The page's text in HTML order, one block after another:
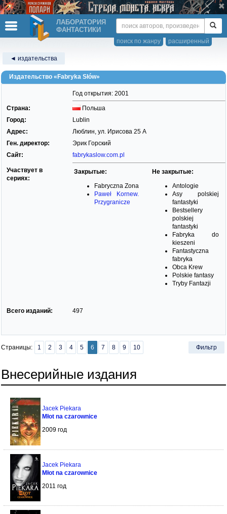
ЛАБОРАТОРИЯ
ФАНТАСТИКИ
расширенный
поиск по жанру
◄ издательства
Издательство «Fabryka Słów»
Год открытия: 2001
Страна:
Польша
Город:
Lublin
Адрес:
Люблин, ул. Ирисова 25 А
Ген. директор:
Эрик Горский
Сайт:
fabrykaslow.com.pl
Участвует в
сериях:
Закрытые:
Fabryczna Zona
Paweł Kornew.
Przygranicze
Не закрытые:
Antologie
Asy polskiej
fantastyki
Bestsellery
polskiej
fantastyki
Fabryka do
kieszeni
Fantastyczna
fabryka
Obca Krew
Polskie fantasy
Tryby Fantazji
Всего изданий: 497
Страницы: 1 2 3 4 5 6 7 8 9 10 Фильтр
Внесерийные издания
Jacek Piekara
Młot na czarownice
2009 год
Jacek Piekara
Młot na czarownice
2011 год